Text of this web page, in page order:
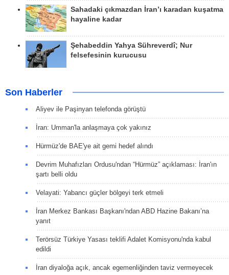
Sahadaki çıkmazdan İran’ı karadan kuşatma
hayaline kadar
Şehabeddin Yahya Sühreverdî; Nur
felsefesinin kurucusu
Son Haberler
Aliyev ile Paşinyan telefonda görüştü
İran: Umman'la anlaşmaya çok yakınız
Hürmüz'de BAE'ye ait gemi hedef alındı
Devrim Muhafızları Ordusu'ndan “Hürmüz” açıklaması: İran'ın
şartı belli oldu
Velayati: Yabancı güçler bölgeyi terk etmeli
İran Merkez Bankası Başkanı'ndan ABD Hazine Bakanı’na
yanıt
Terörsüz Türkiye Yasası teklifi Adalet Komisyonu'nda kabul
edildi
İran diyaloğa açık, ancak egemenliğinden taviz vermeyecek